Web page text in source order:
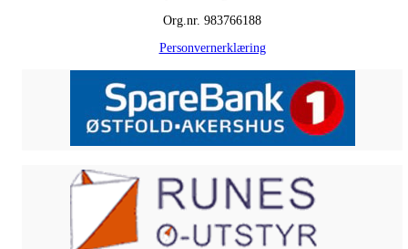
Org.nr. 983766188
Personvernerklæring